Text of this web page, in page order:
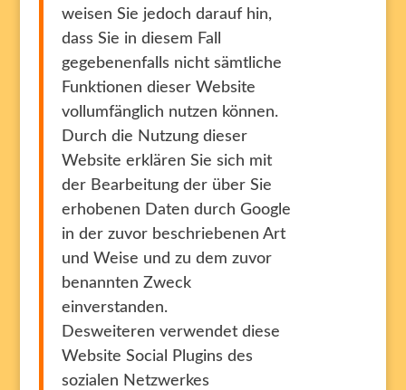
weisen Sie jedoch darauf hin,
dass Sie in diesem Fall
gegebenenfalls nicht sämtliche
Funktionen dieser Website
vollumfänglich nutzen können.
Durch die Nutzung dieser
Website erklären Sie sich mit
der Bearbeitung der über Sie
erhobenen Daten durch Google
in der zuvor beschriebenen Art
und Weise und zu dem zuvor
benannten Zweck
einverstanden.
Desweiteren verwendet diese
Website Social Plugins des
sozialen Netzwerkes